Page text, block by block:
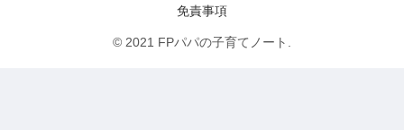
免責事項
© 2021 FPパパの子育てノート.